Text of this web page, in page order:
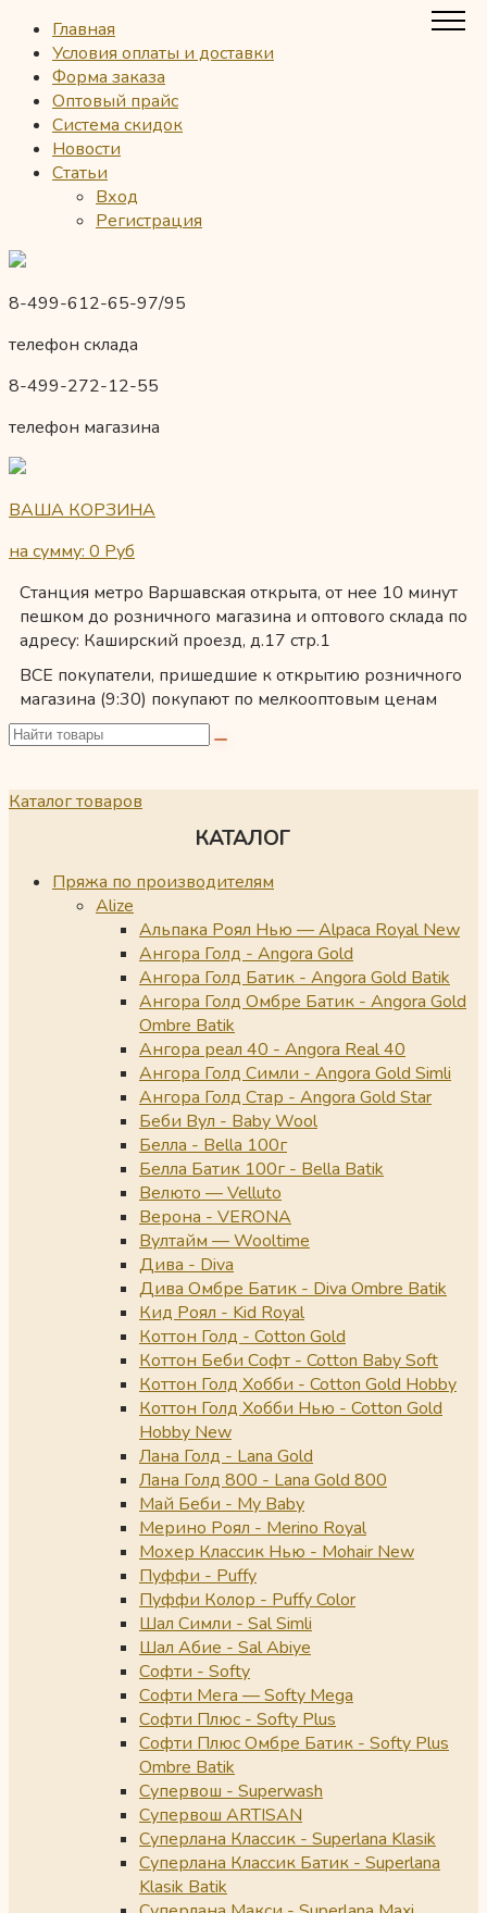
Главная
Условия оплаты и доставки
Форма заказа
Оптовый прайс
Система скидок
Новости
Статьи
Вход
Регистрация
8-499-612-65-97/95
телефон склада
8-499-272-12-55
телефон магазина
ВАША КОРЗИНА
на сумму: 0 Руб
Станция метро Варшавская открыта, от нее 10 минут
пешком до розничного магазина и оптового склада по
адресу: Каширский проезд, д.17 стр.1
ВСЕ покупатели, пришедшие к открытию розничного
магазина (9:30) покупают по мелкооптовым ценам
Каталог товаров
КАТАЛОГ
Пряжа по производителям
Alize
Альпака Роял Нью — Alpaca Royal New
Ангора Голд - Angora Gold
Ангора Голд Батик - Angora Gold Batik
Ангора Голд Омбре Батик - Angora Gold
Ombre Batik
Ангора реал 40 - Angora Real 40
Ангора Голд Симли - Angora Gold Simli
Ангора Голд Стар - Angora Gold Star
Беби Вул - Baby Wool
Белла - Bella 100г
Белла Батик 100г - Bella Batik
Велюто — Velluto
Верона - VERONA
Вултайм — Wooltime
Дива - Diva
Дива Омбре Батик - Diva Ombre Batik
Кид Роял - Kid Royal
Коттон Голд - Cotton Gold
Коттон Беби Софт - Cotton Baby Soft
Коттон Голд Хобби - Cotton Gold Hobby
Коттон Голд Хобби Нью - Cotton Gold
Hobby New
Лана Голд - Lana Gold
Лана Голд 800 - Lana Gold 800
Май Беби - My Baby
Мерино Роял - Merino Royal
Мохер Классик Нью - Mohair New
Пуффи - Puffy
Пуффи Колор - Puffy Color
Шал Симли - Sal Simli
Шал Абие - Sal Abiye
Софти - Softy
Софти Мега — Softy Mega
Софти Плюс - Softy Plus
Софти Плюс Омбре Батик - Softy Plus
Ombre Batik
Супервош - Superwash
Супервош ARTISAN
Суперлана Классик - Superlana Klasik
Суперлана Классик Батик - Superlana
Klasik Batik